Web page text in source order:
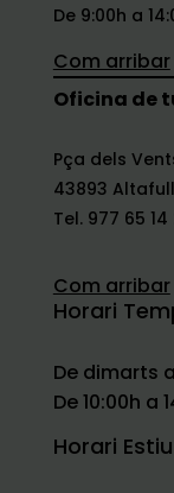
De 9:00h a
Com arribar
Oficina de
Pça dels
43893
Tel. 977 65 14
Com arribar
Horari
De dimarts
De 10:00h a
Horari Estiu